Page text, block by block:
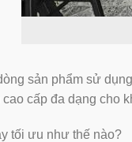
sản phẩm sử
cao cấp đa dạng cho
tối ưu như thế nào?